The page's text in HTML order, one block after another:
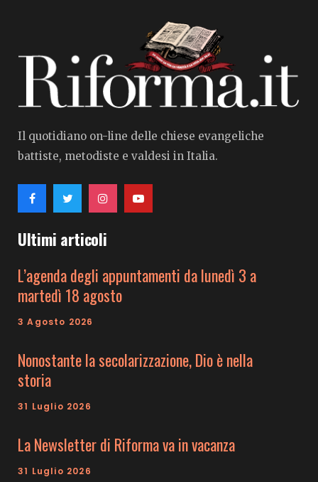
Il quotidiano on-line delle chiese evangeliche
battiste, metodiste e valdesi in Italia.
Ultimi articoli
L’agenda degli appuntamenti da lunedì 3 a
martedì 18 agosto
3 Agosto 2026
Nonostante la secolarizzazione, Dio è nella
storia
31 Luglio 2026
La Newsletter di Riforma va in vacanza
31 Luglio 2026